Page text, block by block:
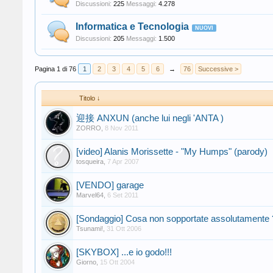
Discussioni: 225 Messaggi: 4.278
Informatica e Tecnologia
Discussioni: 205 Messaggi: 1.500
Pagina 1 di 76 1 2 3 4 5 6 → 76 Successive >
Titolo ↓
迎接 ANXUN (anche lui negli 'ANTA )
ZORRO 8 Nov 2011
[video] Alanis Morissette - "My Humps" (parody)
tosqueira 7 Apr 2007
[VENDO] garage
Marvel64 6 Set 2011
[Sondaggio] Cosa non sopportate assolutamente
Tsunami! 31 Ott 2006
[SKYBOX] ...e io godo!!!
Giorno 15 Ott 2004